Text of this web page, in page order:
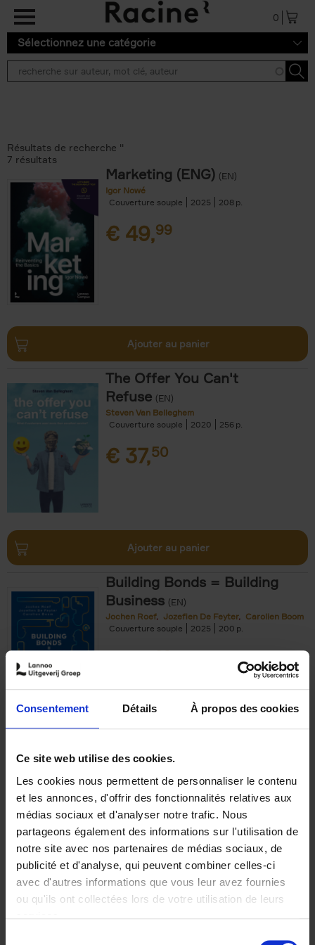
Consentement Détails À propos des cookies
Ce site web utilise des cookies.
Les cookies nous permettent de personnaliser le contenu
et les annonces, d'offrir des fonctionnalités relatives aux
médias sociaux et d'analyser notre trafic. Nous
partageons également des informations sur l'utilisation de
notre site avec nos partenaires de médias sociaux, de
publicité et d'analyse, qui peuvent combiner celles-ci
avec d'autres informations que vous leur avez fournies
ou qu'ils ont collectées lors de votre utilisation de leurs
Aller au contenu principal
0
Sélectionnez une catégorie
Résultats de recherche ''
7 résultats
Marketing (ENG) (EN)
Igor Nowé
Couverture souple
2025 208
€ 49,99
Ajouter au panier
The Offer You Can't
Refuse (EN)
Steven Van Belleghem
Couverture souple
2020 256
€ 37,50
Ajouter au panier
Building Bonds = Building
Business (EN)
Jochen Roef Jozefien De Feyter
Carolien Boom
Couverture souple
2025 200
€29,99
Optichannel Retail. Beyond
the Digital Hysteria
Gino Van Ossel
Autre finition
2019 350
€29,99